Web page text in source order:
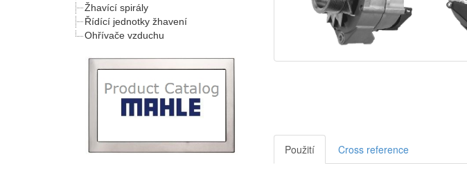
Žhavící spirály
Řídící jednotky žhavení
Ohřívače vzduchu
Použití Cross reference